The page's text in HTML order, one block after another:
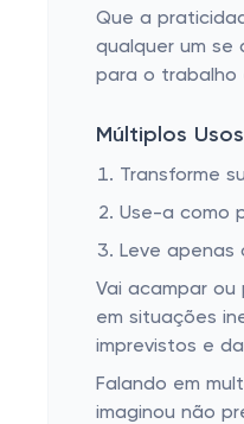
Que a
qualquer um se
para o trabalho
Múltiplos
Transforme
Use-a como
Leve apenas
Vai acampar ou
em situações
imprevistos e
Falando em
imaginou não